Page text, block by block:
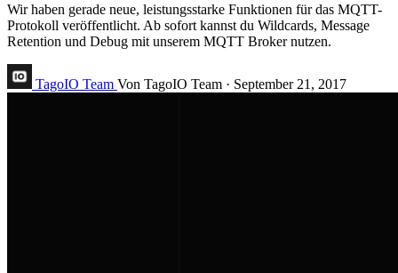
Wir haben gerade neue, leistungsstarke Funktionen für das MQTT-
Protokoll veröffentlicht. Ab sofort kannst du Wildcards, Message
Retention und Debug mit unserem MQTT Broker nutzen.
TagoIO Team Von TagoIO Team · September 21, 2017